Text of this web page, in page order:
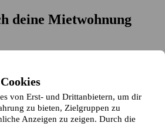
von Erst- und Drittanbietern, um dir
zu bieten, Zielgruppen zu
Anzeigen zu zeigen. Durch die
deine Mietwohnung
in 2 Minuten
suchenAnmelden